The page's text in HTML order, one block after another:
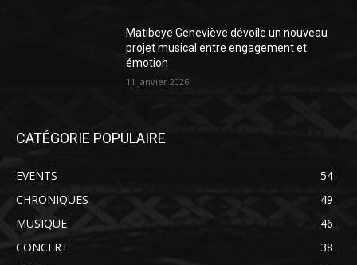
Matibeye Geneviève dévoile un nouveau
projet musical entre engagement et
émotion
11 janvier 2026
CATÉGORIE POPULAIRE
EVENTS
54
CHRONIQUES
49
MUSIQUE
46
CONCERT
38